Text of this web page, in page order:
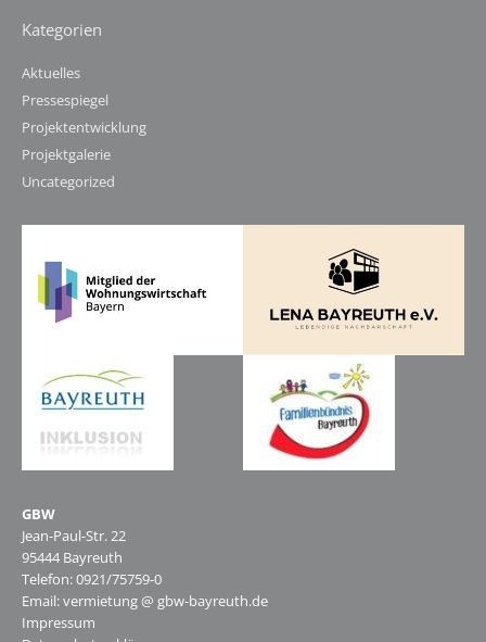
Kategorien
Aktuelles
Pressespiegel
Projektentwicklung
Projektgalerie
Uncategorized
GBW
Jean-Paul-Str. 22
95444 Bayreuth
Telefon: 0921/75759-0
Email: vermietung @ gbw-bayreuth.de
Impressum